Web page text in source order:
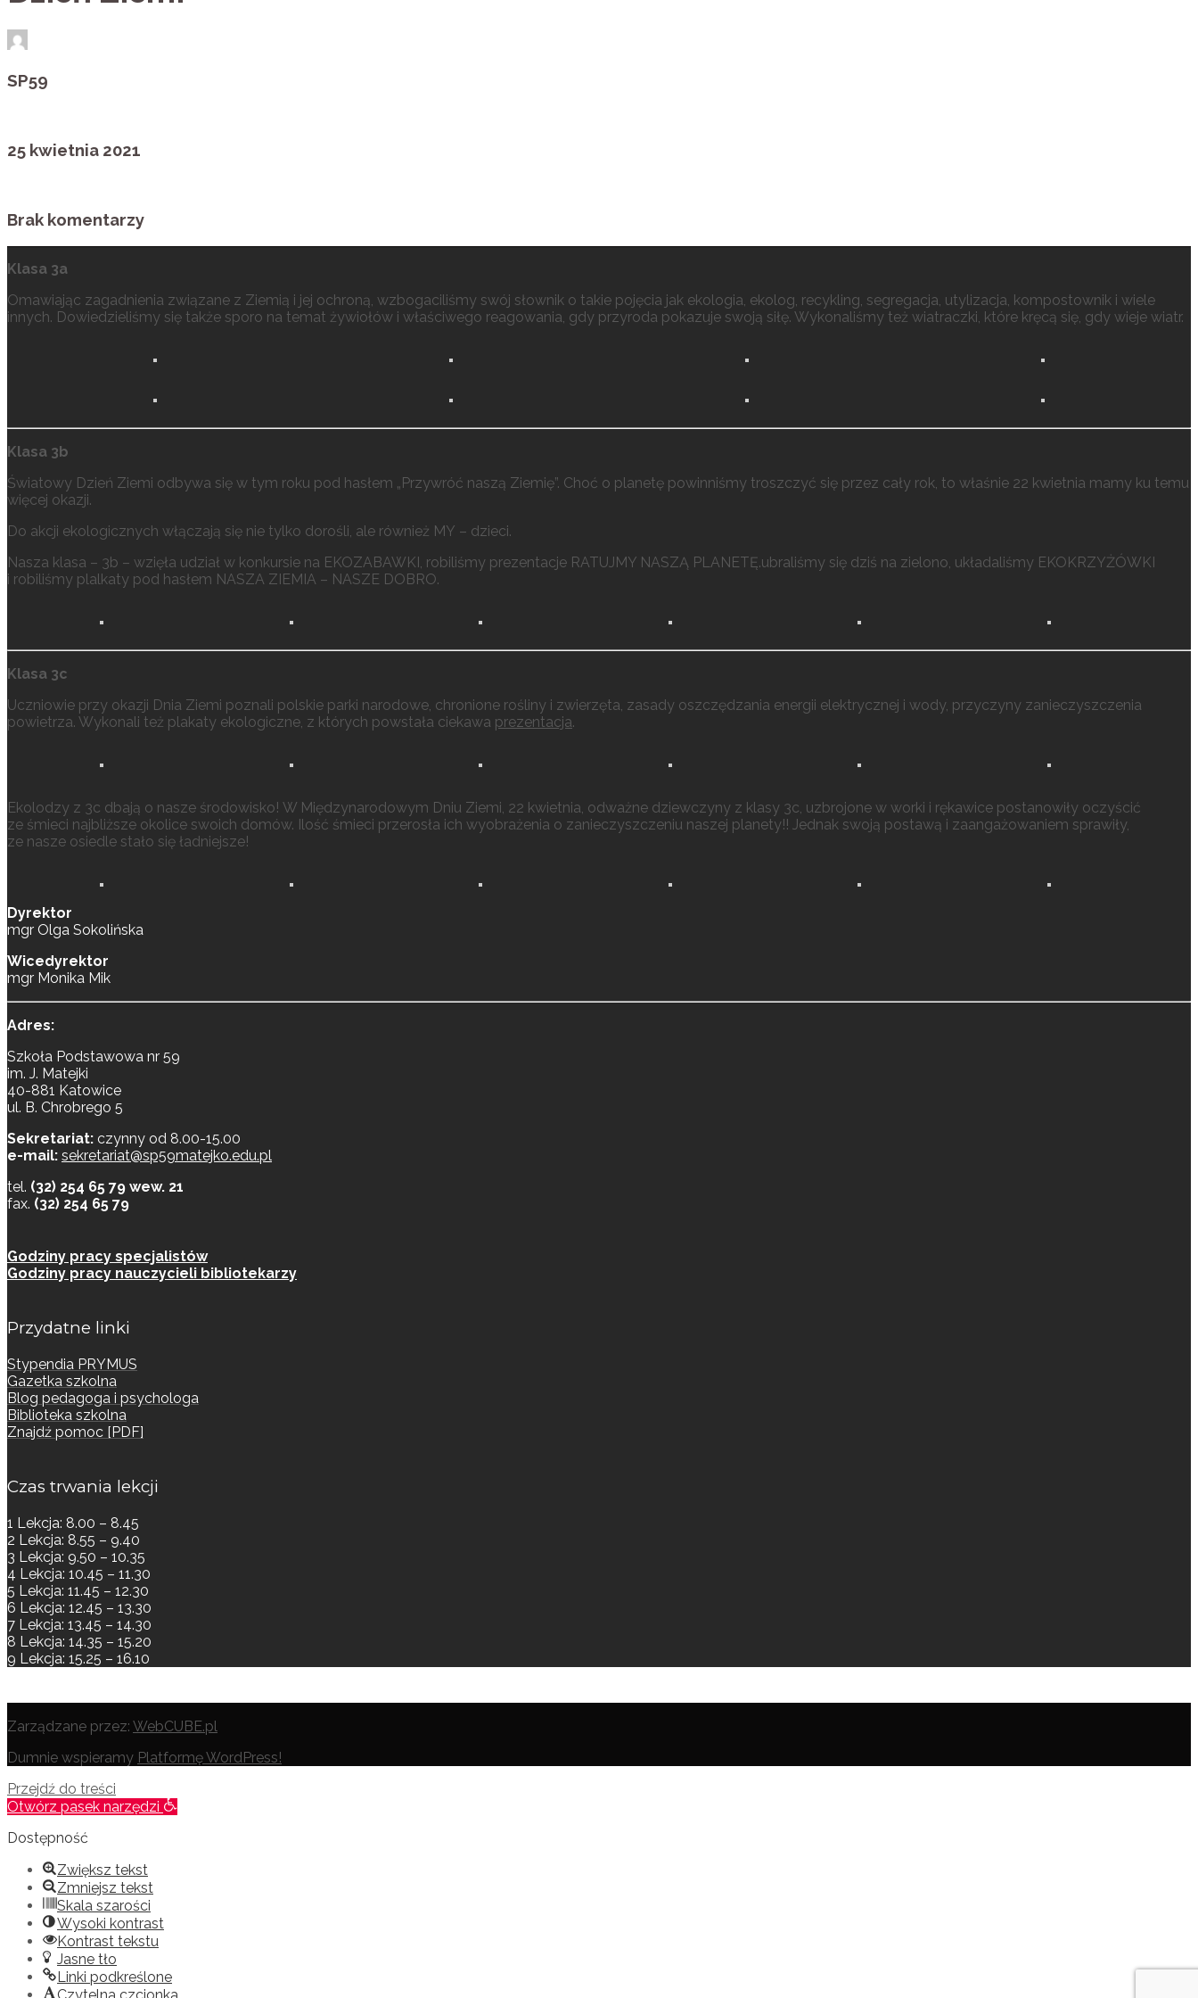
SP59
25 kwietnia 2021
Brak komentarzy
Klasa 3a
Omawiając zagadnienia związane z Ziemią i jej ochroną, wzbogaciliśmy swój słownik o takie pojęcia jak ekologia, ekolog, recykling, segregacja, utylizacja, kompostownik i wiele
innych. Dowiedzieliśmy się także sporo na temat żywiołów i właściwego reagowania, gdy przyroda pokazuje swoją siłę. Wykonaliśmy też wiatraczki, które kręcą się, gdy wieje wiatr.
Klasa 3b
Światowy Dzień Ziemi odbywa się w tym roku pod hasłem „Przywróć naszą Ziemię”. Choć o planetę powinniśmy troszczyć się przez cały rok, to właśnie 22 kwietnia mamy ku temu
więcej okazji.
Do akcji ekologicznych włączają się nie tylko dorośli, ale również MY – dzieci.
Nasza klasa – 3b – wzięła udział w konkursie na EKOZABAWKI, robiliśmy prezentacje RATUJMY NASZĄ PLANETĘ.ubraliśmy się dziś na zielono, układaliśmy EKOKRZYŻÓWKI
i robiliśmy plalkaty pod hasłem NASZA ZIEMIA – NASZE DOBRO.
Klasa 3c
Uczniowie przy okazji Dnia Ziemi poznali polskie parki narodowe, chronione rośliny i zwierzęta, zasady oszczędzania energii elektrycznej i wody, przyczyny zanieczyszczenia
powietrza. Wykonali też plakaty ekologiczne, z których powstała ciekawa prezentacja.
Ekolodzy z 3c dbają o nasze środowisko! W Międzynarodowym Dniu Ziemi, 22 kwietnia, odważne dziewczyny z klasy 3c, uzbrojone w worki i rękawice postanowiły oczyścić
ze śmieci najbliższe okolice swoich domów. Ilość śmieci przerosła ich wyobrażenia o zanieczyszczeniu naszej planety!! Jednak swoją postawą i zaangażowaniem sprawiły,
ze nasze osiedle stało się ładniejsze!
Dyrektor
mgr Olga Sokolińska
Wicedyrektor
mgr Monika Mik
Adres:
Szkoła Podstawowa nr 59
im. J. Matejki
40-881 Katowice
ul. B. Chrobrego 5
Sekretariat: czynny od 8.00-15.00
e-mail: sekretariat@sp59matejko.edu.pl
tel. (32) 254 65 79 wew. 21
fax. (32) 254 65 79
Godziny pracy specjalistów
Godziny pracy nauczycieli bibliotekarzy
Przydatne linki
Stypendia PRYMUS
Gazetka szkolna
Blog pedagoga i psychologa
Biblioteka szkolna
Znajdź pomoc [PDF]
Czas trwania lekcji
1 Lekcja: 8.00 – 8.45
2 Lekcja: 8.55 – 9.40
3 Lekcja: 9.50 – 10.35
4 Lekcja: 10.45 – 11.30
5 Lekcja: 11.45 – 12.30
6 Lekcja: 12.45 – 13.30
7 Lekcja: 13.45 – 14.30
8 Lekcja: 14.35 – 15.20
9 Lekcja: 15.25 – 16.10
Zarządzane przez: WebCUBE.pl
Dumnie wspieramy Platformę WordPress!
Przejdź do treści
Otwórz pasek narzędzi
Dostępność
Zwiększ tekst
Zmniejsz tekst
Skala szarości
Wysoki kontrast
Kontrast tekstu
Jasne tło
Linki podkreślone